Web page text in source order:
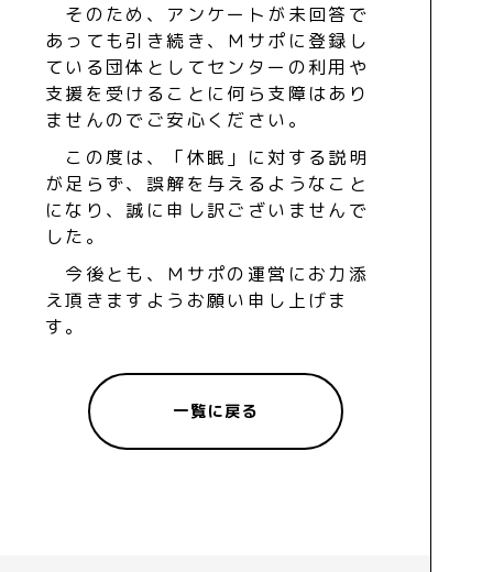
そのため、アンケートが未回答で
あっても引き続き、Ｍサポに登録し
ている団体としてセンターの利用や
支援を受けることに何ら支障はあり
ませんのでご安心ください。
この度は、「休眠」に対する説明
が足らず、誤解を与えるようなこと
になり、誠に申し訳ございませんで
した。
今後とも、Ｍサポの運営にお力添
え頂きますようお願い申し上げま
す。
一覧に戻る